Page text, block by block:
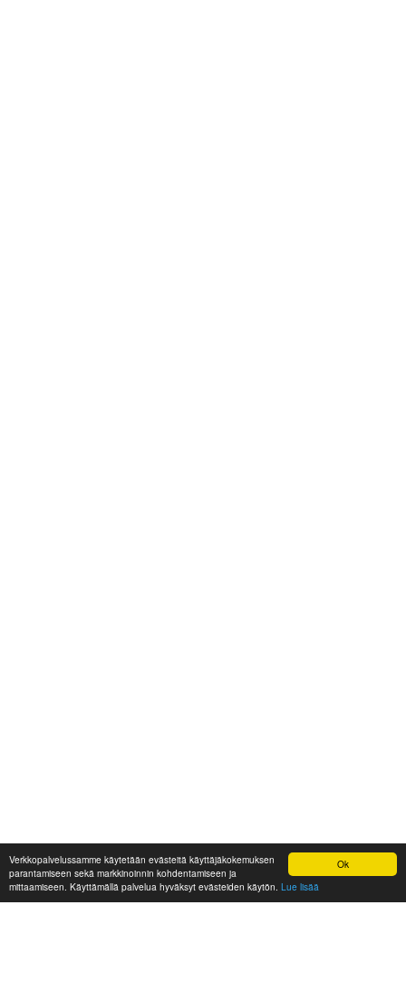
Ok
Verkkopalvelussamme käytetään evästeitä käyttäjäkokemuksen
parantamiseen sekä markkinoinnin kohdentamiseen ja
mittaamiseen. Käyttämällä palvelua hyväksyt evästeiden käytön. Lue lisää